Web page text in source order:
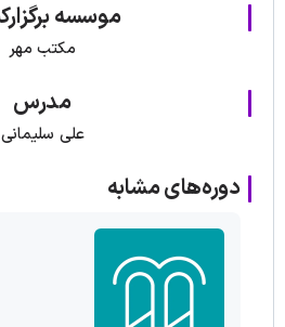
موسسه
مکتب مهر
مدرس
علی سلیمانی
دوره‌های مشابه